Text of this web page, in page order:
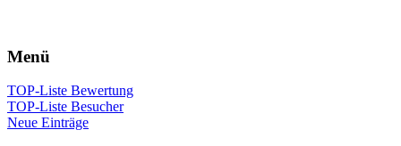
Menü
TOP-Liste Bewertung
TOP-Liste Besucher
Neue Einträge